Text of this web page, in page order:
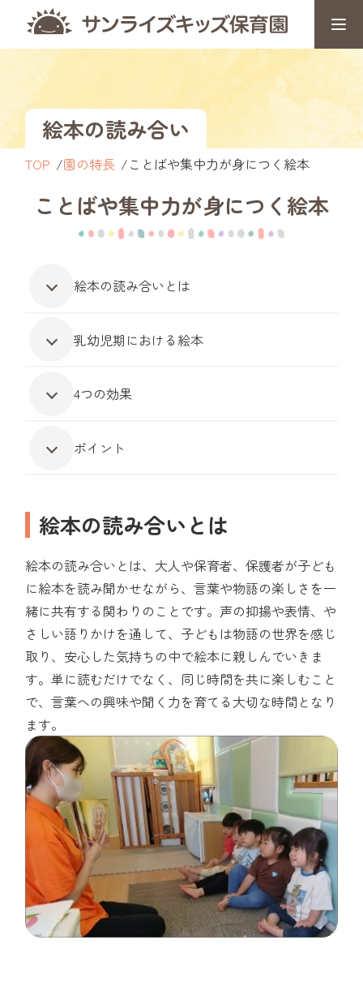
絵本の読み合い
TOP 園の特長 ことばや集中力が身につく絵本
ことばや集中力が身につく絵本
絵本の読み合いとは
乳幼児期における絵本
4つの効果
ポイント
絵本の読み合いとは
絵本の読み合いとは、大人や保育者、保護者が子ども
に絵本を読み聞かせながら、言葉や物語の楽しさを一
緒に共有する関わりのことです。声の抑揚や表情、や
さしい語りかけを通して、子どもは物語の世界を感じ
取り、安心した気持ちの中で絵本に親しんでいきま
す。単に読むだけでなく、同じ時間を共に楽しむこと
で、言葉への興味や聞く力を育てる大切な時間となり
ます。